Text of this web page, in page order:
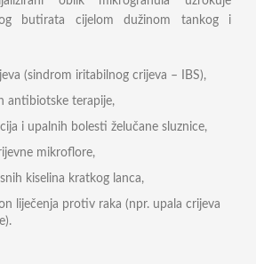
butirata cijelom dužinom tankog i
(sindrom iritabilnog crijeva – IBS),
antibiotske terapije,
i upalnih bolesti želučane sluznice,
mikroflore,
kiselina kratkog lanca,
liječenja protiv raka (npr. upala crijeva